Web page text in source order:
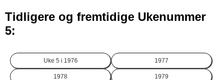
Tidligere og fremtidige Ukenummer
5:
Uke 5 i 1976 1977
1978 1979